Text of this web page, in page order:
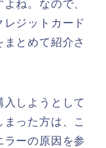
ね。なので、
ジットカード
とめて紹介さ
しようとして
った方は、こ
ラーの原因を参